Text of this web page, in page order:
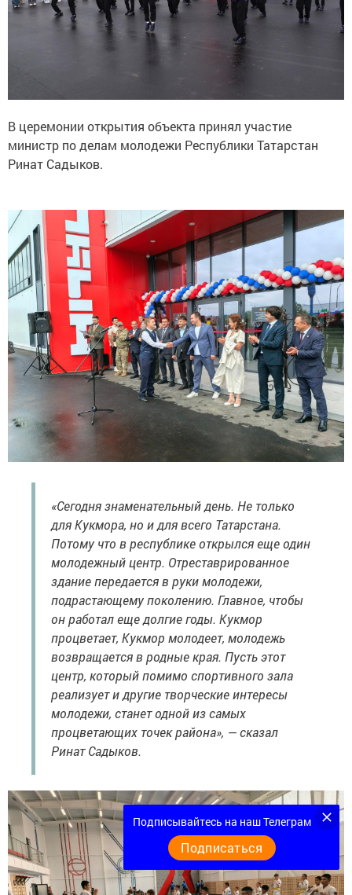
В церемонии открытия объекта принял участие
министр по делам молодежи Республики Татарстан
Ринат Садыков.
«Сегодня знаменательный день. Не только
для Кукмора, но и для всего Татарстана.
Потому что в республике открылся еще один
молодежный центр. Отреставрированное
здание передается в руки молодежи,
подрастающему поколению. Главное, чтобы
он работал еще долгие годы. Кукмор
процветает, Кукмор молодеет, молодежь
возвращается в родные края. Пусть этот
центр, который помимо спортивного зала
реализует и другие творческие интересы
молодежи, станет одной из самых
процветающих точек района», — сказал
Ринат Садыков.
Подписывайтесь на наш Телеграм
Подписаться